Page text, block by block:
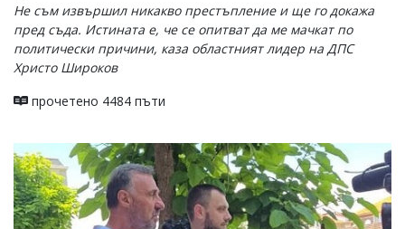
Не съм извършил никакво престъпление и ще го докажа
пред съда. Истината е, че се опитват да ме мачкат по
политически причини, каза областният лидер на ДПС
Христо Широков
прочетено 4484 пъти